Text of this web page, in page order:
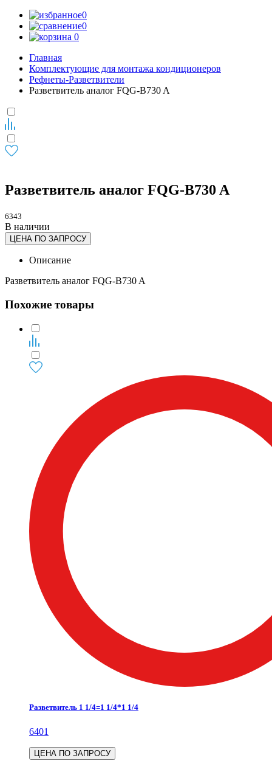
0
0
0
Главная
Комплектующие для монтажа кондиционеров
Рефнеты-Разветвители
Разветвитель аналог FQG-B730 A
Разветвитель аналог FQG-B730 A
6343
В наличии
ЦЕНА ПО ЗАПРОСУ
Описание
Разветвитель аналог FQG-B730 A
Похожие товары
Разветвитель 1 1/4=1 1/4*1 1/4
6401
ЦЕНА ПО ЗАПРОСУ